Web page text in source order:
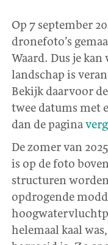
Op 7 september
dronefoto’s
Waard. Dus je
landschap is
Bekijk daarvoor
twee datums met
dan de pagina
De zomer van
is op de foto
structuren
opdrogende
helemaal kaal